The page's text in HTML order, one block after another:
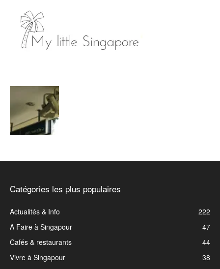
Catégories les plus populaires
Actualités & Info
222
A Faire à Singapour
47
Cafés & restaurants
44
Vivre à Singapour
38